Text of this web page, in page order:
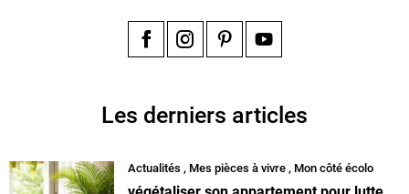
Les derniers articles
Actualités , Mes pièces à vivre , Mon côté écolo